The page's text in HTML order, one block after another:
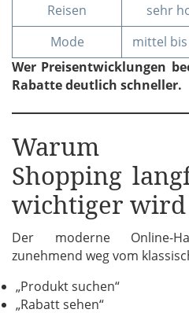
Reisen
sehr
Mode
mittel
Wer Preisentwicklungen
Rabatte deutlich schneller.
Warum
Shopping
wichtiger wird
Der moderne Online-
zunehmend weg vom
„Produkt suchen“
„Rabatt sehen“